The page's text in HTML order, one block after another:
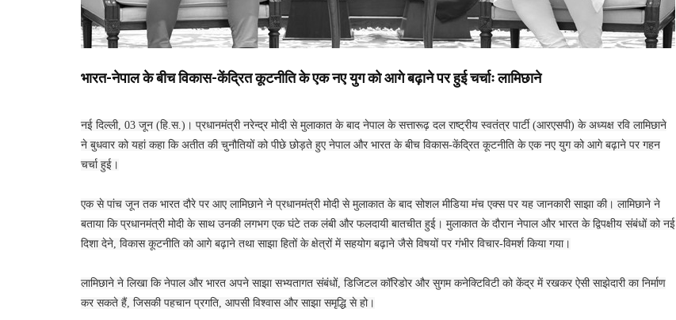
भारत-नेपाल के बीच विकास-केंद्रित कूटनीति के एक नए युग को आगे बढ़ाने पर हुई चर्चाः लामिछाने
नई दिल्ली, 03 जून (हि.स.)। प्रधानमंत्री नरेन्द्र मोदी से मुलाकात के बाद नेपाल के सत्तारूढ़ दल राष्ट्रीय स्वतंत्र पार्टी (आरएसपी) के अध्यक्ष रवि लामिछाने
ने बुधवार को यहां कहा कि अतीत की चुनौतियों को पीछे छोड़ते हुए नेपाल और भारत के बीच विकास-केंद्रित कूटनीति के एक नए युग को आगे बढ़ाने पर गहन
चर्चा हुई।
एक से पांच जून तक भारत दौरे पर आए लामिछाने ने प्रधानमंत्री मोदी से मुलाकात के बाद सोशल मीडिया मंच एक्स पर यह जानकारी साझा की। लामिछाने ने
बताया कि प्रधानमंत्री मोदी के साथ उनकी लगभग एक घंटे तक लंबी और फलदायी बातचीत हुई। मुलाकात के दौरान नेपाल और भारत के द्विपक्षीय संबंधों को नई
दिशा देने, विकास कूटनीति को आगे बढ़ाने तथा साझा हितों के क्षेत्रों में सहयोग बढ़ाने जैसे विषयों पर गंभीर विचार-विमर्श किया गया।
लामिछाने ने लिखा कि नेपाल और भारत अपने साझा सभ्यतागत संबंधों, डिजिटल कॉरिडोर और सुगम कनेक्टिविटी को केंद्र में रखकर ऐसी साझेदारी का निर्माण
कर सकते हैं, जिसकी पहचान प्रगति, आपसी विश्वास और साझा समृद्धि से हो।